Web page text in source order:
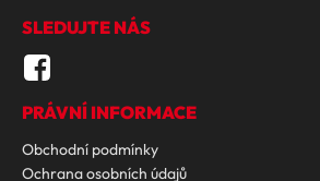
SLEDUJTE NÁS
PRÁVNÍ INFORMACE
Obchodní podmínky
Ochrana osobních údajů